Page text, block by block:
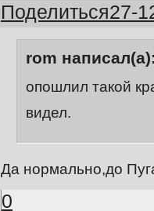
Поделиться27-
rom
опошлил такой
видел.
Да нормально,до
0